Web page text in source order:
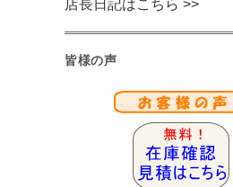
店長日記はこちら >>
皆様の声